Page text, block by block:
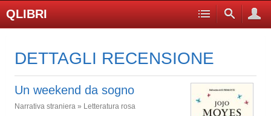
QLIBRI
DETTAGLI RECENSIONE
Un weekend da sogno
Narrativa straniera » Letteratura rosa